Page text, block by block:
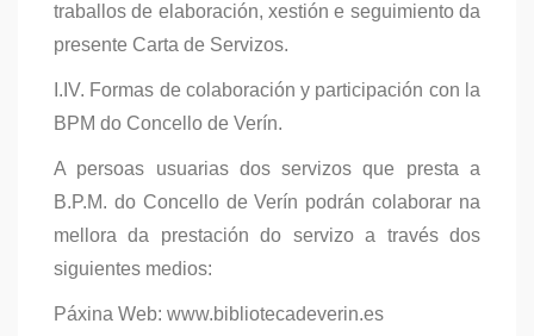
traballos de elaboración, xestión e seguimiento da
presente Carta de Servizos.
I.IV. Formas de colaboración y participación con la
BPM do Concello de Verín.
A persoas usuarias dos servizos que presta a
B.P.M. do Concello de Verín podrán colaborar na
mellora da prestación do servizo a través dos
siguientes medios:
Páxina Web: www.bibliotecadeverin.es